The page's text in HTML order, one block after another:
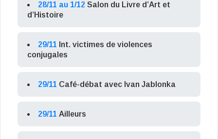
28/11 au 1/12 Salon du Livre d’Art et
d’Histoire
29/11 Int. victimes de violences
conjugales
29/11 Café-débat avec Ivan Jablonka
29/11 Ailleurs